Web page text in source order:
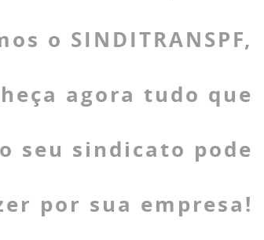
o SINDITRANSPF,
agora tudo que
o seu sindicato pode
por sua empresa!